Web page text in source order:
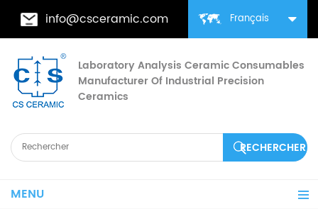
Français
info@csceramic.com
Laboratory Analysis Ceramic Consumables
Manufacturer Of Industrial Precision
Ceramics
MENU